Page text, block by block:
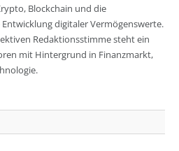
Blockchain und die
digitaler Vermögenswerte.
Redaktionsstimme steht ein
mit Hintergrund in Finanzmarkt,